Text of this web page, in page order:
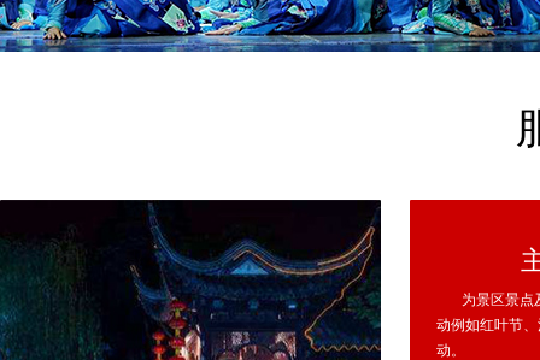
为景区景点
动例如红叶节
动。